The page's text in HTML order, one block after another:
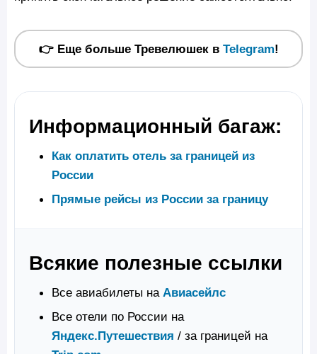
👉 Еще больше Тревелюшек в Telegram!
Информационный багаж:
Как оплатить отель за границей из
России
Прямые рейсы из России за границу
Всякие полезные ссылки
Все авиабилеты наАвиасейлс
Все отели по России на
Яндекс.Путешествия / за границей на